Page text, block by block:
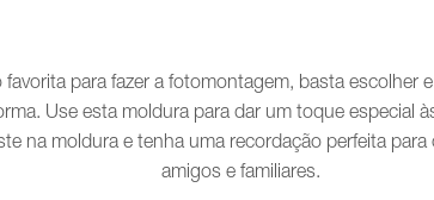
favorita para fazer a fotomontagem, basta escolher
Use esta moldura para dar um toque especial
na moldura e tenha uma recordação perfeita
amigos e familiares.